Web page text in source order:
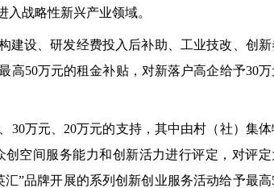
入战略性新兴产业领域。
建设、研发经费投入后补助、工业技改、创新
高50万元的租金补贴，对新落户高企给予30万
30万元、 20万元的支持，其中由村（社）集体
空间服务能力和创新活力进行评定，对评定
汇”品牌开展的系列创新创业服务活动给予最高